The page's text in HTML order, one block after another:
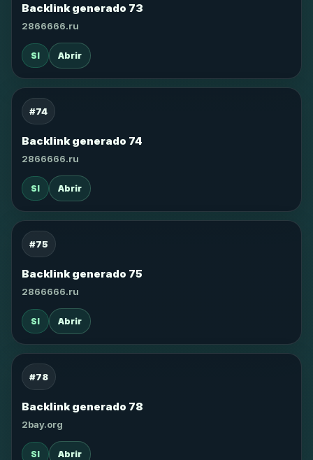
Backlink generado 73
2866666.ru
SI Abrir
#74
Backlink generado 74
2866666.ru
SI Abrir
#75
Backlink generado 75
2866666.ru
SI Abrir
#78
Backlink generado 78
2bay.org
SI Abrir